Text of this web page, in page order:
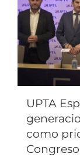
UPTA
como